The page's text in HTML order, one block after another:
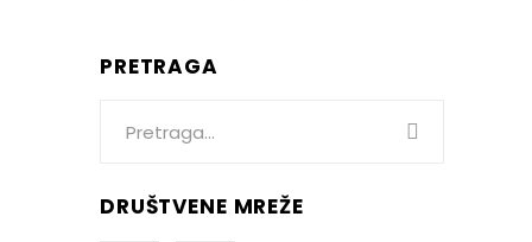
PRETRAGA
DRUŠTVENE MREŽE